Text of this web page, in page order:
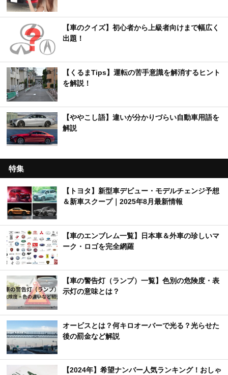
【車のクイズ】初心者から上級者向けまで幅広く
出題！
【くるまTips】運転の苦手意識を解消するヒント
を解説！
【ややこし語】違いが分かりづらい自動車用語を
解説
特集
【トヨタ】新型車デビュー・モデルチェンジ予想
＆新車スクープ｜2025年8月最新情報
【車のエンブレム一覧】日本車＆外車の珍しいマ
ーク・ロゴを完全網羅
【車の警告灯（ランプ）一覧】色別の危険度・表
示灯の意味とは？
オービスとは？何キロオーバーで光る？光らせた
後の罰金など解説
【2024年】希望ナンバー人気ランキング！おしゃ